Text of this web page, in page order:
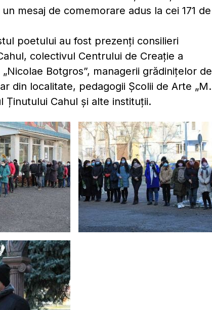
mesaj de comemorare adus la cei 171 de
poetului au fost prezenți consilieri
colectivul Centrului de Creație a
Botgros”, managerii grădinițelor de
din localitate, pedagogii Școlii de Arte „M.
Ținutului Cahul și alte instituții.